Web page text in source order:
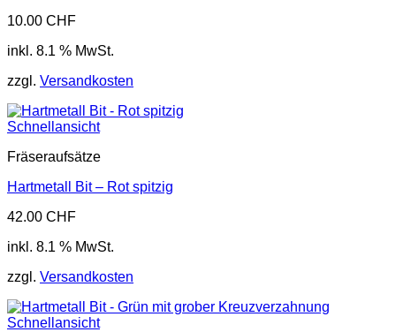
10.00 CHF
inkl. 8.1 % MwSt.
zzgl. Versandkosten
Schnellansicht
Fräseraufsätze
Hartmetall Bit – Rot spitzig
42.00 CHF
inkl. 8.1 % MwSt.
zzgl. Versandkosten
Schnellansicht